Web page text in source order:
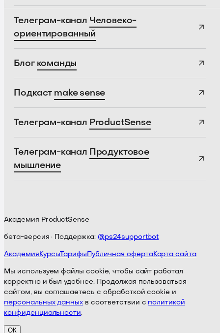
Телеграм-канал Человеко-
ориентированный
Блог команды
Подкаст make sense
Телеграм-канал ProductSense
Телеграм-канал Продуктовое
мышление
Академия ProductSense
бета-версия · Поддержка: @ps24supportbot
Академия КурсыТарифы Публичная офертаКарта сайта
Мы используем файлы cookie, чтобы сайт работал
корректно и был удобнее. Продолжая пользоваться
сайтом, вы соглашаетесь с обработкой cookie и
персональных данных в соответствии с политикой
конфиденциальности.
ОК